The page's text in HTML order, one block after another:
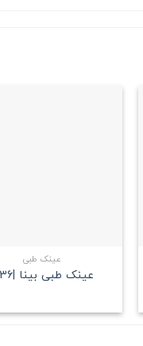
عینک طبی
عینک طبی بینا |336